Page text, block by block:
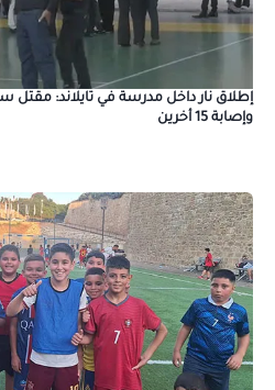
إطلاق نار داخل مدرسة في تايلاند:
وإصابة 15 أخرين